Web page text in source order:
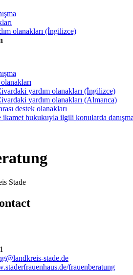
olanakları (İngilizce)
yardım olanakları (İngilizce)
yardım olanakları (Almanca)
destek olanakları
ikamet hukukuyla ilgili konularda danışma
Stade
stade.de
frauenberatung